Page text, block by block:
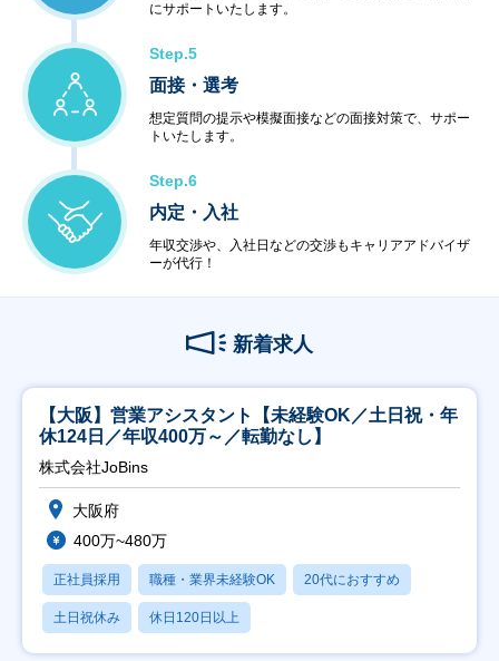
にサポートいたします。
Step.5
面接・選考
想定質問の提示や模擬面接などの面接対策で、サポー
トいたします。
Step.6
内定・入社
年収交渉や、入社日などの交渉もキャリアアドバイザ
ーが代行！
新着求人
【大阪】営業アシスタント【未経験OK／土日祝・年
休124日／年収400万～／転勤なし】
株式会社JoBins
大阪府
400万~480万
正社員採用 職種・業界未経験OK 20代におすすめ
土日祝休み 休日120日以上